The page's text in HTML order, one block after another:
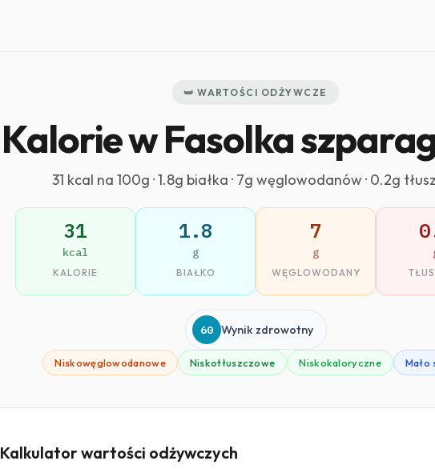
🫛 WARTOŚCI ODŻYWCZE
Kalorie w Fasolka
31 kcal na 100g · 1.8g białka · 7g węglowodanów · 0.2g
31
kcal
KALORIE
1.8
g
BIAŁKO
7
g
WĘGLOWODANY
60 Wynik zdrowotny
Niskowęglowodanowe Niskotłuszczowe Niskokaloryczne Mało
Kalkulator wartości odżywczych